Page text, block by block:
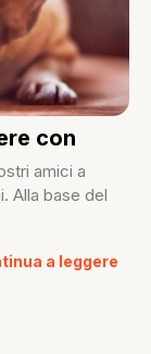
con
amici a
Alla base del
a leggere